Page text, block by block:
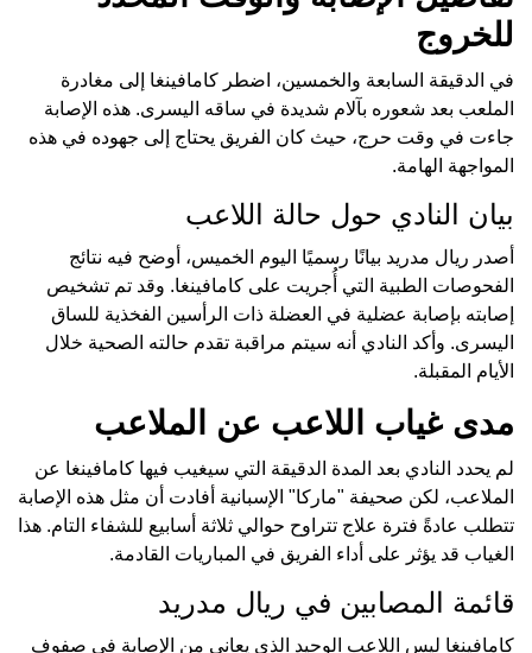
للخروج
في الدقيقة السابعة والخمسين، اضطر كامافينغا إلى مغادرة
الملعب بعد شعوره بآلام شديدة في ساقه اليسرى. هذه الإصابة
جاءت في وقت حرج، حيث كان الفريق يحتاج إلى جهوده في هذه
المواجهة الهامة.
بيان النادي حول حالة اللاعب
أصدر ريال مدريد بيانًا رسميًا اليوم الخميس، أوضح فيه نتائج
الفحوصات الطبية التي أُجريت على كامافينغا. وقد تم تشخيص
إصابته بإصابة عضلية في العضلة ذات الرأسين الفخذية للساق
اليسرى. وأكد النادي أنه سيتم مراقبة تقدم حالته الصحية خلال
الأيام المقبلة.
مدى غياب اللاعب عن الملاعب
لم يحدد النادي بعد المدة الدقيقة التي سيغيب فيها كامافينغا عن
الملاعب، لكن صحيفة "ماركا" الإسبانية أفادت أن مثل هذه الإصابة
تتطلب عادةً فترة علاج تتراوح حوالي ثلاثة أسابيع للشفاء التام. هذا
الغياب قد يؤثر على أداء الفريق في المباريات القادمة.
قائمة المصابين في ريال مدريد
كامافينغا ليس اللاعب الوحيد الذي يعاني من الإصابة في صفوف